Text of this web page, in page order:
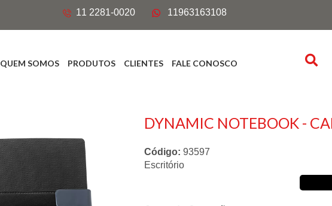
11 2281-0020 11963163108
QUEM SOMOS PRODUTOS CLIENTES FALE CONOSCO
DYNAMIC NOTEBOOK -
Código: 93597
Escritório